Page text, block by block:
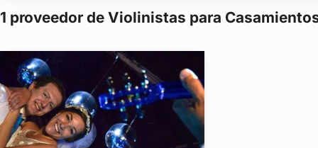
1 proveedor de Violinistas para